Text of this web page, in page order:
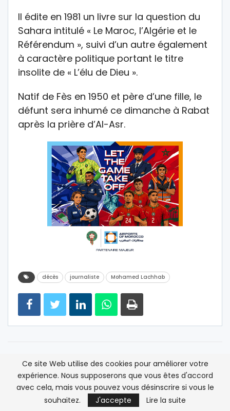
Il édite en 1981 un livre sur la question du
Sahara intitulé « Le Maroc, l’Algérie et le
Référendum », suivi d’un autre également
à caractère politique portant le titre
insolite de « L’élu de Dieu ».
Natif de Fès en 1950 et père d’une fille, le
défunt sera inhumé ce dimanche à Rabat
après la prière d’Al-Asr.
décès journaliste Mohamed Lachhab
ARTICLE PRÉCÉDENT
Coronavirus: l’Allemagne
dépasse les 40.000
morts, le pire reste à
venir selon Merkel
ARTICLE SUIVANT
A Dakhla, David
Schenker salue le
leadership du Roi
Mohammed VI
Ce site Web utilise des cookies pour améliorer votre
expérience. Nous supposerons que vous êtes d'accord
avec cela, mais vous pouvez vous désinscrire si vous le
souhaitez.
J'accepte Lire la suite